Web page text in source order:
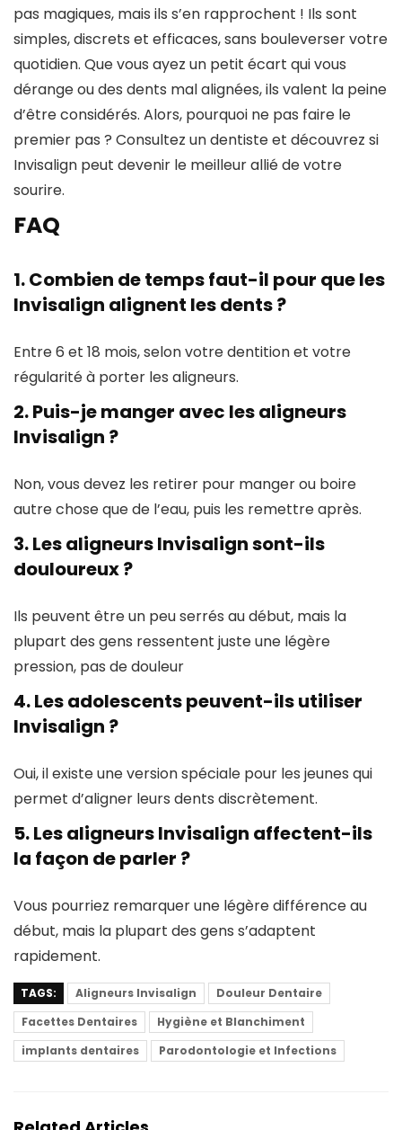
pas magiques, mais ils s’en rapprochent ! Ils sont
simples, discrets et efficaces, sans bouleverser votre
quotidien. Que vous ayez un petit écart qui vous
dérange ou des dents mal alignées, ils valent la peine
d’être considérés. Alors, pourquoi ne pas faire le
premier pas ? Consultez un dentiste et découvrez si
Invisalign peut devenir le meilleur allié de votre
sourire.
FAQ
1.Combien de temps faut-il pour que les
Invisalign alignent les dents ?
Entre 6 et 18 mois, selon votre dentition et votre
régularité à porter les aligneurs.
2.Puis-je manger avec les aligneurs
Invisalign ?
Non, vous devez les retirer pour manger ou boire
autre chose que de l’eau, puis les remettre après.
3.Les aligneurs Invisalign sont-ils
douloureux ?
Ils peuvent être un peu serrés au début, mais la
plupart des gens ressentent juste une légère
pression, pas de douleur
4.Les adolescents peuvent-ils utiliser
Invisalign ?
Oui, il existe une version spéciale pour les jeunes qui
permet d’aligner leurs dents discrètement.
5.Les aligneurs Invisalign affectent-ils
la façon de parler ?
Vous pourriez remarquer une légère différence au
début, mais la plupart des gens s’adaptent
rapidement.
TAGS: Aligneurs Invisalign
Douleur Dentaire
Facettes Dentaires
Hygiène et Blanchiment
implants dentaires
Parodontologie et Infections